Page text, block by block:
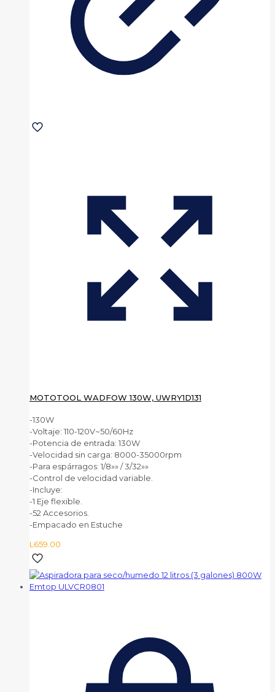
MOTOTOOL WADFOW 130W, UWRY1D131
-130W
-Voltaje: 110-120V~50/60Hz
-Potencia de entrada: 130W
-Velocidad sin carga: 8000-35000rpm
-Para espárragos: 1/8»» / 3/32»»
-Control de velocidad variable.
-Incluye:
-1 Eje flexible.
-52 Accesorios.
-Empacado en Estuche
L659.00